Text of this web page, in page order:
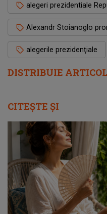
DISTRIBUIE
alegeri prezidentiale
Alexandr Stoianoglo
alegerile prezidenţiale
CITEȘTE ȘI